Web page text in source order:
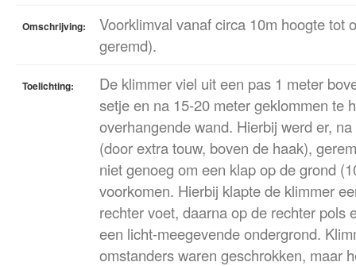
Omschrijving:
Voorklimval vanaf circa 10m hoogte tot
geremd).
Toelichting:
De klimmer viel uit een pas 1 meter
setje en na 15-20 meter geklommen te
overhangende wand. Hierbij werd er,
(door extra touw, boven de haak),
niet genoeg om een klap op de grond
voorkomen. Hierbij klapte de klimmer
rechter voet, daarna op de rechter pols
een licht-meegevende ondergrond.
omstanders waren geschrokken, maar